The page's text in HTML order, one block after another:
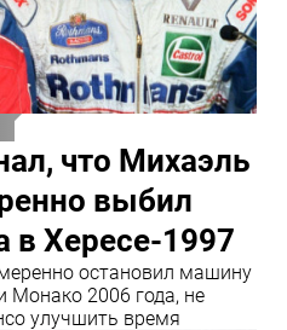
что Михаэль
выбил
в Хересе-1997
остановил машину
Монако 2006 года, не
улучшить время